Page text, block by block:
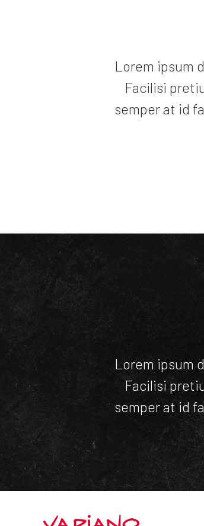
Lorem ipsum
Facilisi
semper at id
Lorem ipsum
Facilisi
semper at id